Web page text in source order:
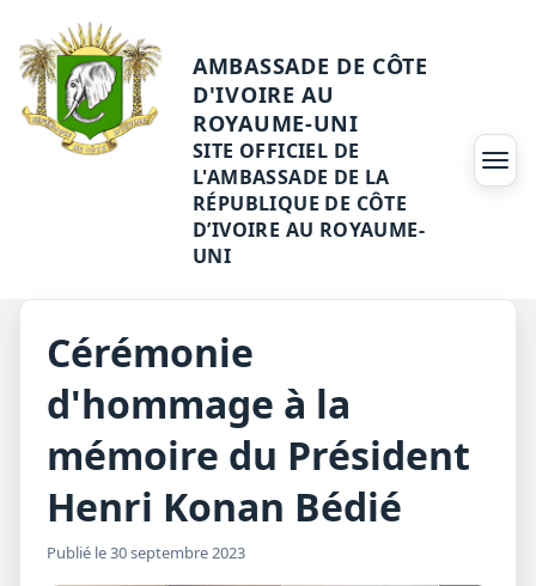
AMBASSADE DE CÔTE
D'IVOIRE AU
ROYAUME-UNI
SITE OFFICIEL DE
L'AMBASSADE DE LA
RÉPUBLIQUE DE CÔTE
D’IVOIRE AU ROYAUME-
UNI
Cérémonie
d'hommage à la
mémoire du Président
Henri Konan Bédié
Publié le 30 septembre 2023